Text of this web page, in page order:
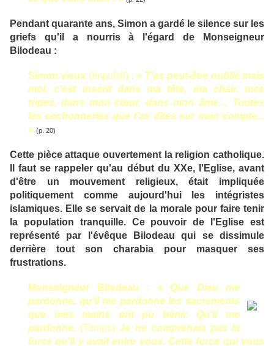
Pendant quarante ans, Simon a gardé le silence sur les
griefs qu'il a nourris à l'égard de Monseigneur
Bilodeau :
Simon vieux (Impulsif) : « T'as peut-être oublié mais
moi, c'est inscrit dans ma tête, ma chair, mes
tripes, dans mon cœur, dans mon âme… Toutes
les cochonneries que t'as dites sur mon compte...
» (p. 20)
Cette pièce attaque ouvertement la religion catholique.
Il faut se rappeler qu'au début du XXe, l'Eglise, avant
d'être un mouvement religieux, était impliquée
politiquement comme aujourd'hui les intégristes
islamiques. Elle se servait de la morale pour faire tenir
la population tranquille. Ce pouvoir de l'Eglise est
représenté par l'évêque Bilodeau qui se dissimule
derrière tout son charabia pour masquer ses
frustrations.
Monseigneur Bilodeau : « Que Dieu me
pardonne, qu'il me pardonne les sacrements
que mes mains ont pu bénir. Qu'il me
pardonne. (Temps) Je ne comprenais pas la
force qu'il y avait entre vous. Cette force qui vous